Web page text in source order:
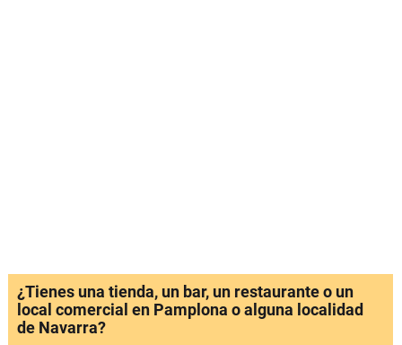
¿Tienes una tienda, un bar, un restaurante o un
local comercial en Pamplona o alguna localidad
de Navarra?